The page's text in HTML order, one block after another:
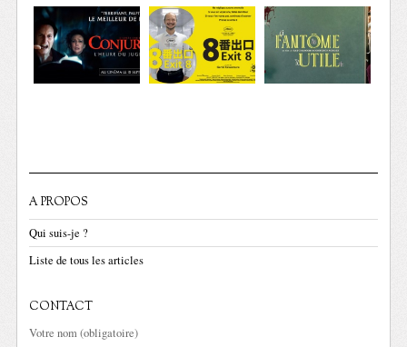
A PROPOS
Qui suis-je ?
Liste de tous les articles
CONTACT
Votre nom (obligatoire)